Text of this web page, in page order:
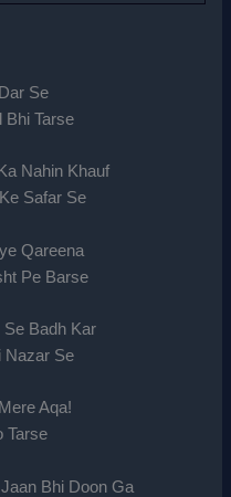
Se
Bhi Tarse
Nahin Khauf
Safar Se
Qareena
Pe Barse
Badh Kar
Nazar Se
Aqa!
Tarse
Bhi Doon Ga